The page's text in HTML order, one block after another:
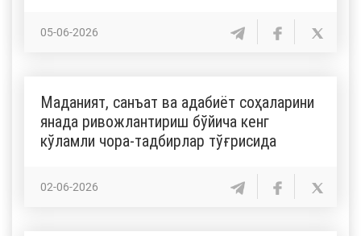
05-06-2026
Маданият, санъат ва адабиёт соҳаларини
янада ривожлантириш бўйича кенг
кўламли чора-тадбирлар тўғрисида
02-06-2026